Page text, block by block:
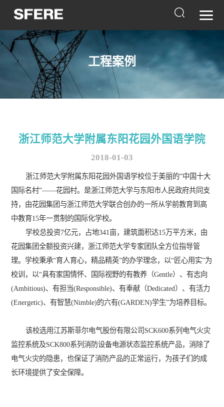
工程案例
浙江师范大学附属东阳花园外国语学院
2018-01-03
浙江师范大学附属东阳花园外国语学校位于美丽的”中国十大
国际名村”——花园村。是浙江师范大学与东阳市人民政府共同支
持，由花园集团与浙江师范大学联合创办的一所从学前教育到高
中教育15年一贯制的国际化学校。
学校总投资7亿元，占地341亩，建筑面积达15万平方米，由
花园集团全额投资兴建，浙江师范大学专家团队全方位指导管
理。学校秉承“育人育心，精品精英”的办学理念，以“匠心用实”为
校训，以“具有家国情怀、国际视野的有教养（Gentle）、有志向
(Ambitious)、有担当(Responsible)、有奉献（Dedicated）、有活力
(Energetic)、有智慧(Nimble)的六有(GARDEN)学生”为培养目标。
该校选用江苏斯菲尔电气股份有限公司SCK600系列电气火灾
监控系统及SCK800系列消防设备电源状态监控系统产品，消除了
电气火灾的隐患，也保证了消防产品的正常运行，为孩子们的成
长环境提供了安全保障。